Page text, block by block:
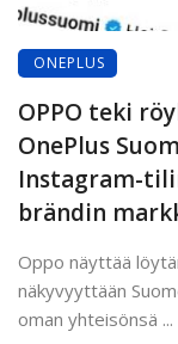
ONEPLUS
OPPO teki
OnePlus
Instagram-
brändin
Oppo näyttää
näkyvyyttään
oman yhteisönsä ...